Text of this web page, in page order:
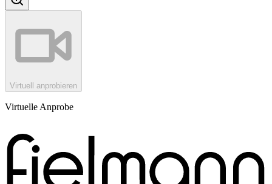
Virtuell anprobieren
Virtuelle Anprobe